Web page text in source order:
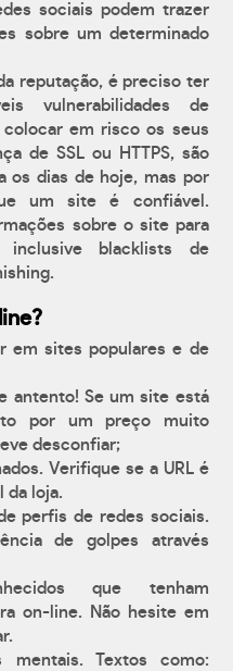
sociais podem trazer
sobre um determinado
reputação, é preciso ter
vulnerabilidades de
em risco os seus
de SSL ou HTTPS, são
os dias de hoje, mas por
um site é confiável.
sobre o site para
blacklists de
em sites populares e de
antento! Se um site está
por um preço muito
desconfiar;
Verifique se a URL é
da loja.
perfis de redes sociais.
de golpes através
que tenham
on-line. Não hesite em
mentais. Textos como: